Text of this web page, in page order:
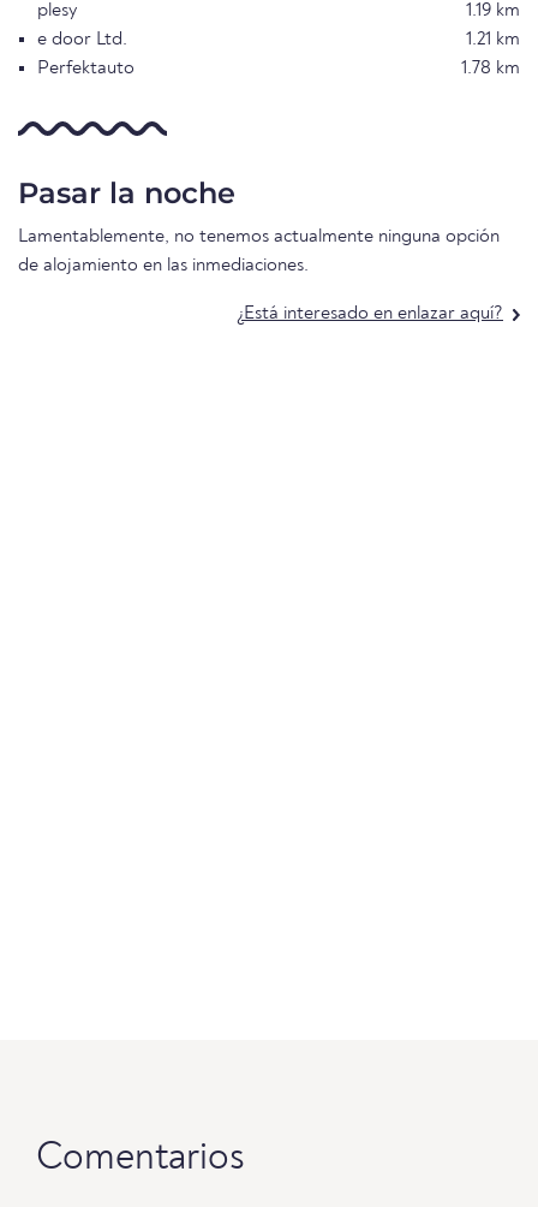
plesy
1.19 km
e door Ltd.
1.21 km
Perfektauto
1.78 km
Pasar la noche
Lamentablemente, no tenemos actualmente ninguna opción
de alojamiento en las inmediaciones.
¿Está interesado en enlazar aquí?
Comentarios